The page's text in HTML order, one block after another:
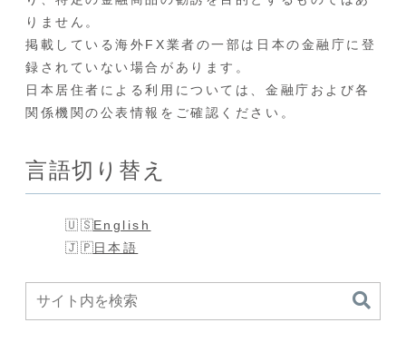
りません。
掲載している海外FX業者の一部は日本の金融庁に登
録されていない場合があります。
日本居住者による利用については、金融庁および各
関係機関の公表情報をご確認ください。
言語切り替え
English
日本語